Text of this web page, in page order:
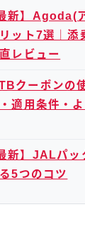
新】Agoda(
ット7選｜添
レビュー
クーポンの
適用条件・
新】JALパッ
5つのコツ